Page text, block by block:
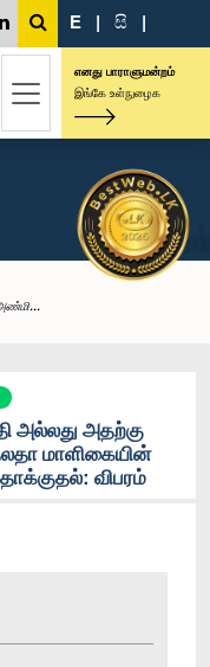
E | සි |
எனது பாராளுமன்றம்
இங்கே உள்நுழைக
அல்லது அதற்கு
மாளிகையின்
விபரம்